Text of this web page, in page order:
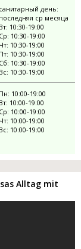
санитарный день:
последняя ср месяца
Вт: 10:30-19:00
Ср: 10:30-19:00
Чт: 10:30-19:00
Пт: 10:30-19:00
Сб: 10:30-19:00
Вс: 10:30-19:00
Пн: 10:00-19:00
Вт: 10:00-19:00
Ср: 10:00-19:00
Чт: 10:00-19:00
Вс: 10:00-19:00
Alltag mit